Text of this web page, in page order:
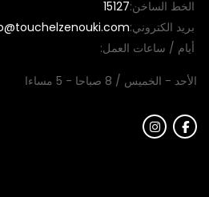
الخط الساخن:15127
بريد الكتروني:
أيام / ساعات العمل:
الأحد - الخميس / 8 صباحا - 5 مساءا